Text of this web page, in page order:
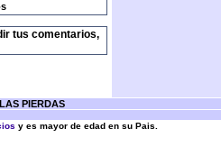
tus comentarios,
PIERDAS
y es mayor de edad en su Pais.